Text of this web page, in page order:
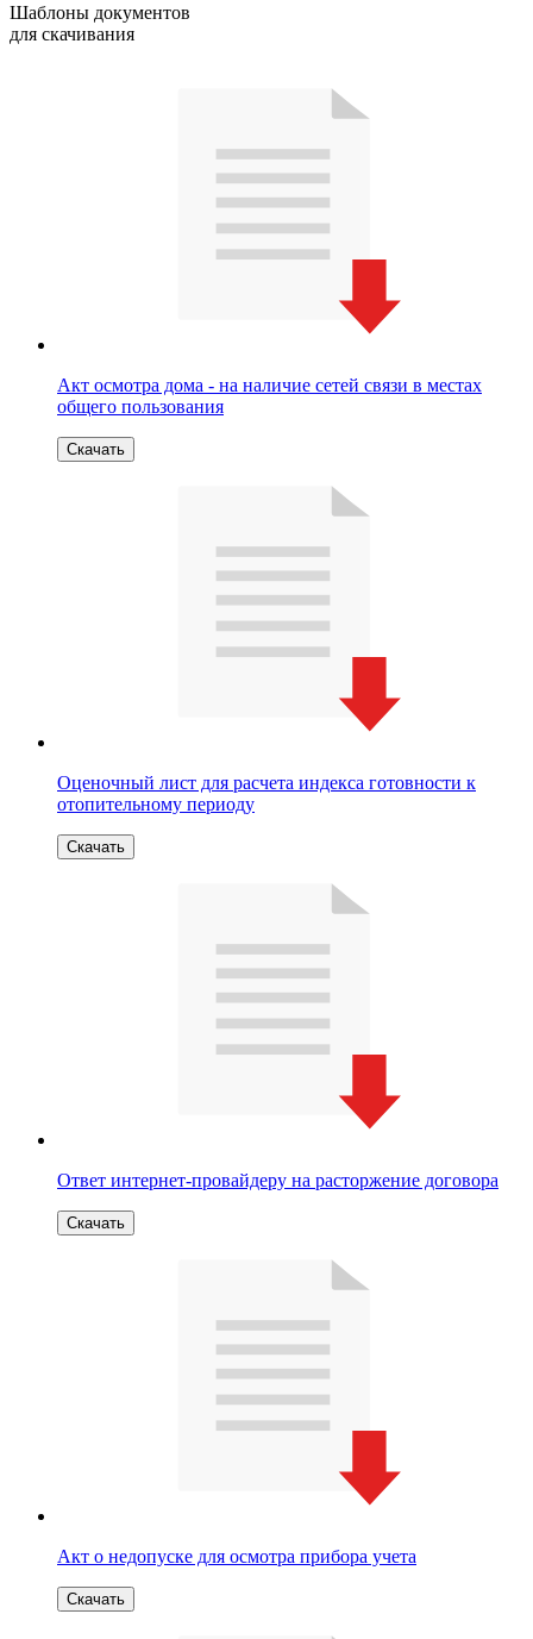
Шаблоны документов
для скачивания
Акт осмотра дома - на наличие сетей связи в местах
общего пользования
Скачать
Оценочный лист для расчета индекса готовности к
отопительному периоду
Скачать
Ответ интернет-провайдеру на расторжение договора
Скачать
Акт о недопуске для осмотра прибора учета
Скачать